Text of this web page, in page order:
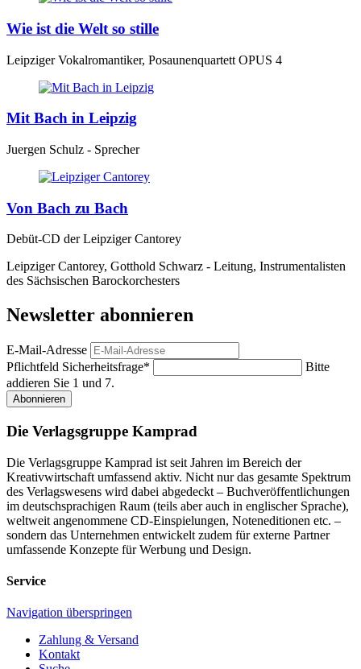
Wie ist die Welt so stille
Leipziger Vokalromantiker, Posaunenquartett OPUS 4
Mit Bach in Leipzig
Juergen Schulz - Sprecher
Von Bach zu Bach
Debüt-CD der Leipziger Cantorey
Leipziger Cantorey, Gotthold Schwarz - Leitung, Instrumentalisten
des Sächsischen Barockorchesters
Newsletter abonnieren
E-Mail-Adresse
Pflichtfeld Sicherheitsfrage*
Bitte
addieren Sie 1 und 7.
Abonnieren
Die Verlagsgruppe Kamprad
Die Verlagsgruppe Kamprad ist seit Jahren im Bereich der
Kreativwirtschaft umfassend aktiv. Nicht nur das gesamte Spektrum
des Verlagswesens wird dabei abgedeckt – Buchveröffentlichungen
im deutschsprachigen Raum (teils aber auch in englischer Sprache),
weltweit angenommene CD-Einspielungen, Noteneditionen etc. –
sondern das Unternehmen entwickelt zudem für externe Partner
umfassende Konzepte für Werbung und Design.
Service
Navigation überspringen
Zahlung & Versand
Kontakt